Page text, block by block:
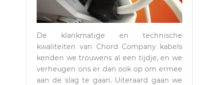
De klankmatige en technische
kwaliteiten van Chord Company kabels
kenden we trouwens al een tijdje, en we
verheugen ons er dan ook op om ermee
aan de slag te gaan. Uiteraard gaan we